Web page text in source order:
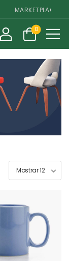
MARKETPLACE DE
0